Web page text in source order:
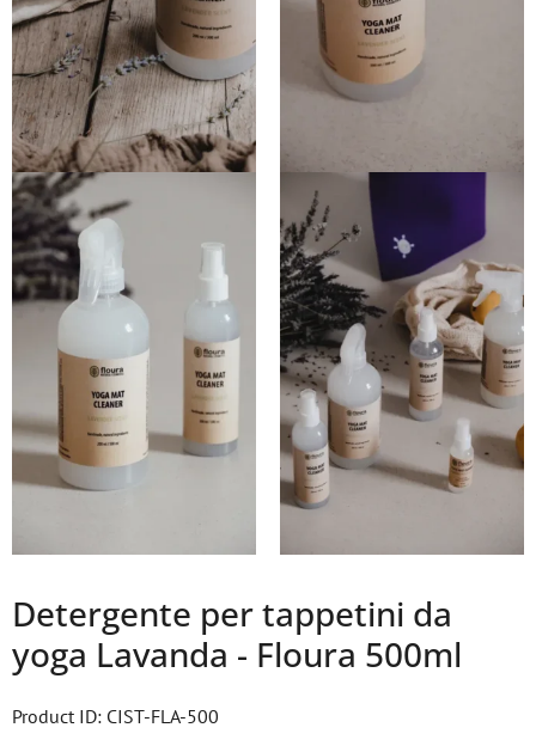
Detergente per tappetini da
yoga Lavanda - Floura 500ml
Product ID: CIST-FLA-500